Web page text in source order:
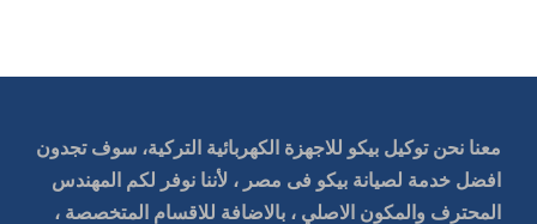
معنا نحن توكيل بيكو للاجهزة الكهربائية التركية، سوف تجدون
افضل خدمة لصيانة بيكو فى مصر ، لأننا نوفر لكم المهندس
المحترف والمكون الاصلي ، بالاضافة للاقسام المتخصصة ،